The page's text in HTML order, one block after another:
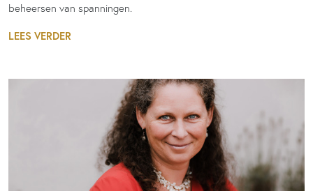
beheersen van spanningen.
LEES VERDER